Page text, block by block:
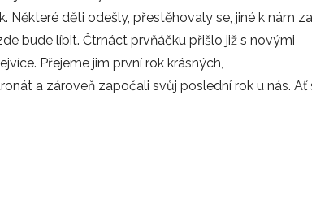
Některé děti odešly, přestěhovaly se, jiné k nám
bude líbit. Čtrnáct prvňáčku přišlo již s novými
Přejeme jim první rok krásných,
a zároveň započali svůj poslední rok u nás. Ať